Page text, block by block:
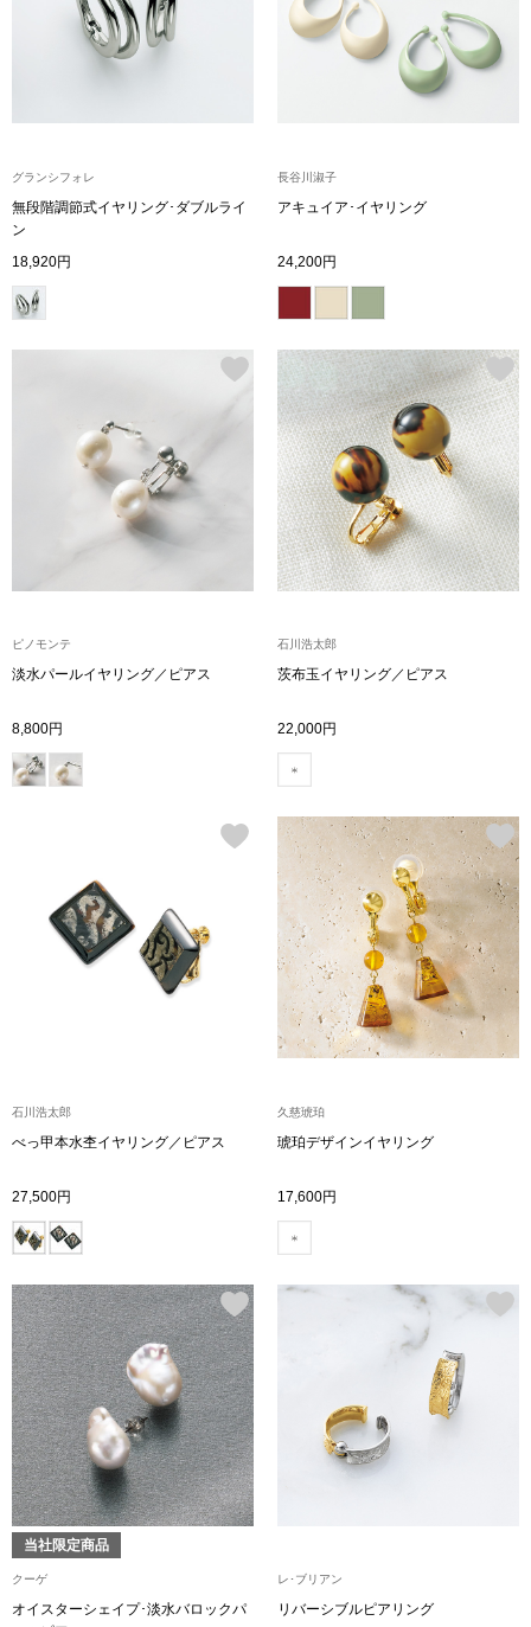
BOGARD 最新号はこちら
集
タログ
すべて見る
ダーウェア
アクセサリー
ン雑貨
ボトムス
ルーム･アン
ルームウェア
アンダーウェア
ハンドバッグ
ショルダーバ
ブリーフケース
クラッチバッグ
リュック･バッ
スーツケース
その他
グランシフォレ
無段階調節式イヤリング･ダブルライ
ン
18,920円
長谷川淑子
アキュイア･イヤリング
24,200円
ピノモンテ
淡水パールイヤリング／ピアス
8,800円
石川浩太郎
茨布玉イヤリング／ピアス
22,000円
石川浩太郎
べっ甲本水杢イヤリング／ピアス
27,500円
久慈琥珀
琥珀デザインイヤリング
17,600円
当社限定商品
クーゲ
オイスターシェイプ･淡水バロックパ
レ･ブリアン
リバーシブルピアリング